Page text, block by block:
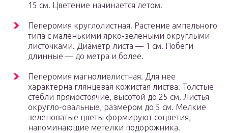
15 см. Цветение начинается летом.
Пеперомия круглолистная. Растение ампельного
типа с маленькими ярко-зелеными округлыми
листочками. Диаметр листа — 1 см. Побеги
длинные — до метра и более.
Пеперомия магнолиелистная. Для нее
характерна глянцевая кожистая листва. Толстые
стебли прямостоячие, высотой до 25 см. Листья
округло-овальные, размером до 5 см. Мелкие
зеленоватые цветы формируют соцветия,
напоминающие метелки подорожника.